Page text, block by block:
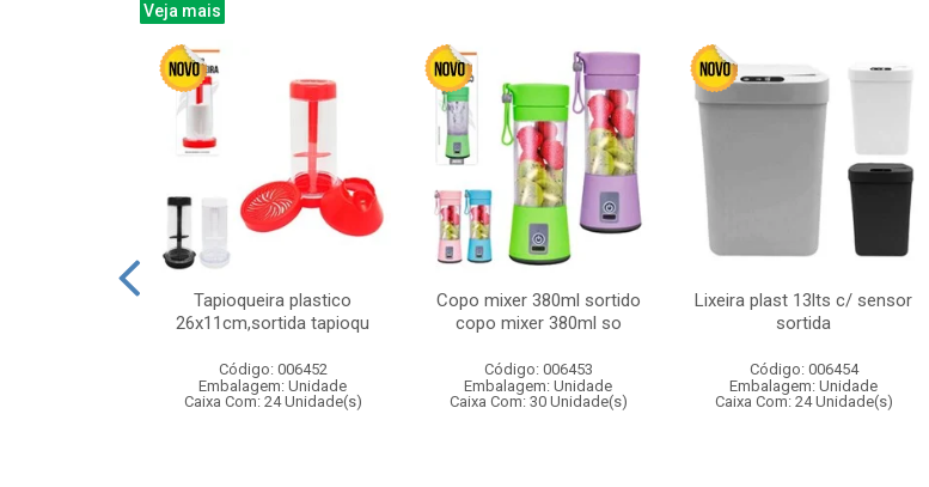
Veja mais
Tapioqueira plastico
26x11cm,sortida tapioqu
Código: 006452
Embalagem: Unidade
Caixa Com: 24 Unidade(s)
Copo mixer 380ml sortido
copo mixer 380ml so
Código: 006453
Embalagem: Unidade
Caixa Com: 30 Unidade(s)
Lixeira plast 13lts c/ sensor
sortida
Código: 006454
Embalagem: Unidade
Caixa Com: 24 Unidade(s)